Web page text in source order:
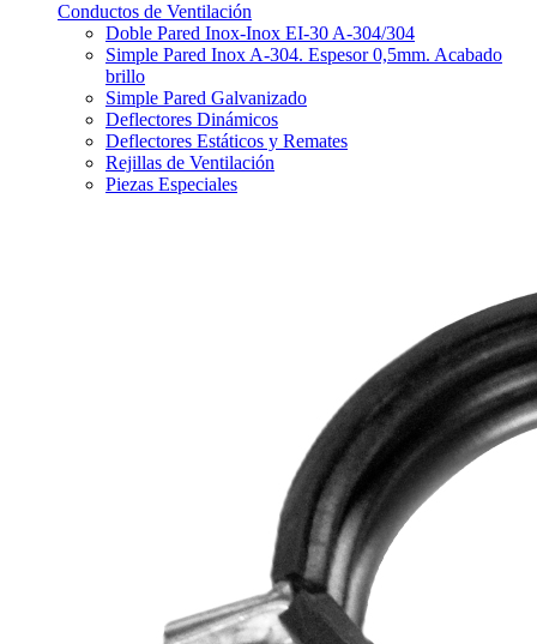
Conductos de Ventilación
Doble Pared Inox-Inox EI-30 A-304/304
Simple Pared Inox A-304. Espesor 0,5mm. Acabado
brillo
Simple Pared Galvanizado
Deflectores Dinámicos
Deflectores Estáticos y Remates
Rejillas de Ventilación
Piezas Especiales